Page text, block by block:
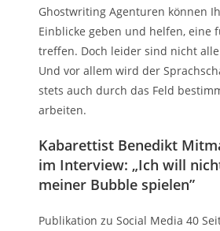
Ghostwriting Agenturen können
Einblicke geben und helfen, eine
treffen. Doch leider sind nicht
Und vor allem wird der
stets auch durch das Feld
arbeiten.
Kabarettist Benedikt
im Interview: „Ich will
meiner Bubble spielen”
Publikation zu Social Media 40